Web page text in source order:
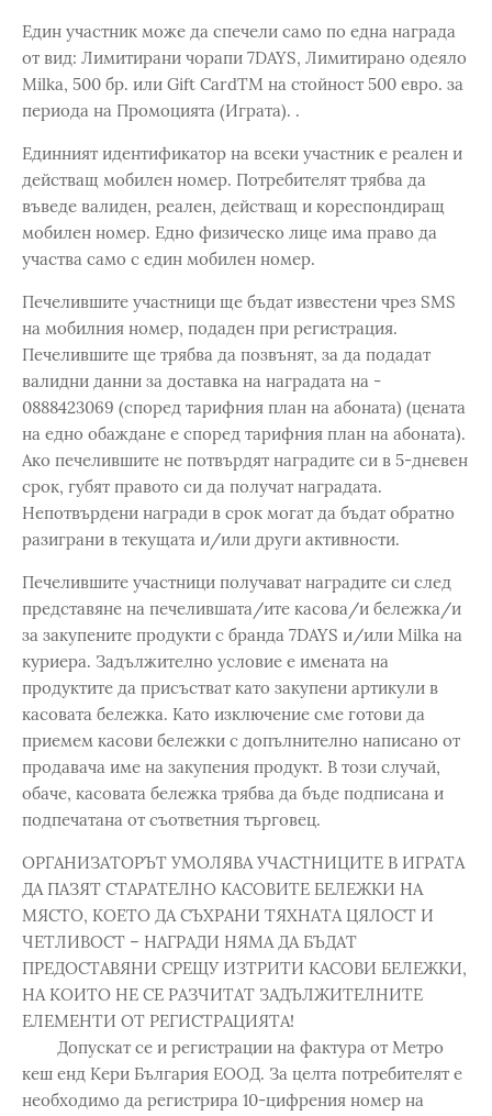
Един участник може да спечели само по една награда
от вид: Лимитирани чорапи 7DAYS, Лимитирано одеяло
Milka, 500 бр. или Gift CardTM на стойност 500 евро. за
периода на Промоцията (Играта). .
Единният идентификатор на всеки участник е реален и
действащ мобилен номер. Потребителят трябва да
въведе валиден, реален, действащ и кореспондиращ
мобилен номер. Едно физическо лице има право да
участва само с един мобилен номер.
Печелившите участници ще бъдат известени чрез SMS
на мобилния номер, подаден при регистрация.
Печелившите ще трябва да позвънят, за да подадат
валидни данни за доставка на наградата на -
0888423069 (според тарифния план на абоната) (цената
на едно обаждане е според тарифния план на абоната).
Ако печелившите не потвърдят наградите си в 5-дневен
срок, губят правото си да получат наградата.
Непотвърдени награди в срок могат да бъдат обратно
разиграни в текущата и/или други активности.
Печелившите участници получават наградите си след
представяне на печелившата/ите касова/и бележка/и
за закупените продукти с бранда 7DAYS и/или Milka на
куриера. Задължително условие е имената на
продуктите да присъстват като закупени артикули в
касовата бележка. Като изключение сме готови да
приемем касови бележки с допълнително написано от
продавача име на закупения продукт. В този случай,
обаче, касовата бележка трябва да бъде подписана и
подпечатана от съответния търговец.
ОРГАНИЗАТОРЪТ УМОЛЯВА УЧАСТНИЦИТЕ В ИГРАТА
ДА ПАЗЯТ СТАРАТЕЛНО КАСОВИТЕ БЕЛЕЖКИ НА
МЯСТО, КОЕТО ДА СЪХРАНИ ТЯХНАТА ЦЯЛОСТ И
ЧЕТЛИВОСТ – НАГРАДИ НЯМА ДА БЪДАТ
ПРЕДОСТАВЯНИ СРЕЩУ ИЗТРИТИ КАСОВИ БЕЛЕЖКИ,
НА КОИТО НЕ СЕ РАЗЧИТАТ ЗАДЪЛЖИТЕЛНИТЕ
ЕЛЕМЕНТИ ОТ РЕГИСТРАЦИЯТА!
Допускат се и регистрации на фактура от Метро
кеш енд Кери България ЕООД. За целта потребителят е
необходимо да регистрира 10-цифрения номер на